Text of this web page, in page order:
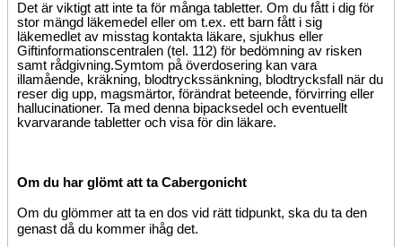
Det är viktigt att inte ta för många tabletter. Om du fått i dig för
stor mängd läkemedel eller om t.ex. ett barn fått i sig
läkemedlet av misstag kontakta läkare, sjukhus eller
Giftinformationscentralen (tel. 112) för bedömning av risken
samt rådgivning.Symtom på överdosering kan vara
illamående, kräkning, blodtryckssänkning, blodtrycksfall när du
reser dig upp, magsmärtor, förändrat beteende, förvirring eller
hallucinationer. Ta med denna bipacksedel och eventuellt
kvarvarande tabletter och visa för din läkare.
Om du har glömt att ta Cabergonicht
Om du glömmer att ta en dos vid rätt tidpunkt, ska du ta den
genast då du kommer ihåg det.